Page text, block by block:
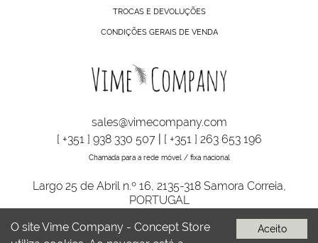
TROCAS E DEVOLUÇÕES
CONDIÇÕES GERAIS DE VENDA
sales@vimecompany.com
[ +351 ] 938 330 507| [ +351 ] 263 653 196
Chamada para a rede móvel / fixa nacional
Largo 25 de Abril n.º 16, 2135-318 Samora Correia,
PORTUGAL
O site Vime Company - Concept Store
Aceito